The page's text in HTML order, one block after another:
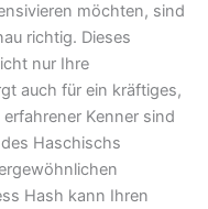
möchten, sind
richtig. Dieses
nur Ihre
auch für ein kräftiges,
Kenner sind
Haschischs
Hash kann Ihren